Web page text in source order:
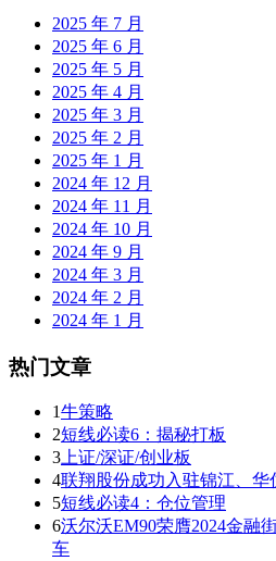
2025 年 7 月
2025 年 6 月
2025 年 5 月
2025 年 4 月
2025 年 3 月
2025 年 2 月
2025 年 1 月
2024 年 12 月
2024 年 11 月
2024 年 10 月
2024 年 9 月
2024 年 3 月
2024 年 2 月
2024 年 1 月
热门文章
1牛策略
2短线必读6：揭秘打板
3 上证/深证/创业板
4联翔股份成功入驻锦江、华
5短线必读4：仓位管理
6沃尔沃EM90荣膺2024金融
车